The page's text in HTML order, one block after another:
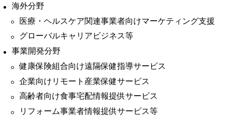
海外分野
医療・ヘルスケア関連事業者向けマーケティング支援
グローバルキャリアビジネス等
事業開発分野
健康保険組合向け遠隔保健指導サービス
企業向けリモート産業保健サービス
高齢者向け食事宅配情報提供サービス
リフォーム事業者情報提供サービス等